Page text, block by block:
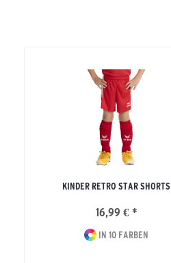
KINDER RETRO STAR SHORTS
16,99 € *
IN 10 FARBEN